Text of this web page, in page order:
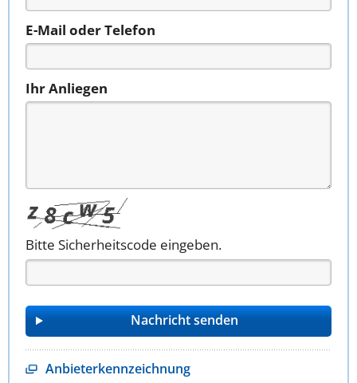
E-Mail oder Telefon
Ihr Anliegen
Bitte Sicherheitscode eingeben.
Anbieterkennzeichnung